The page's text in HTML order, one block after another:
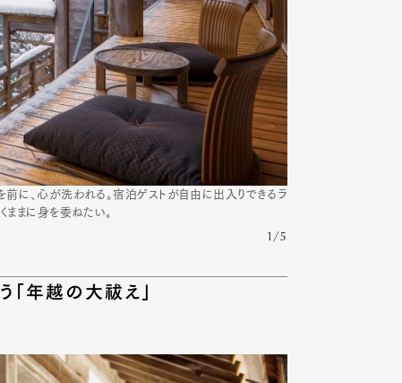
に、心が洗われる。宿泊ゲストが自由に出入りできるラ
まに身を委ねたい。
1/5
年越の大祓え」